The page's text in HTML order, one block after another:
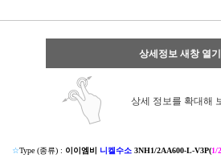
상세정보 새창 열기
상세 정보를 확대해
☆Type (종류) : 이이엠비 니켈수소 3NH1/2AA600-L-V3P(1/